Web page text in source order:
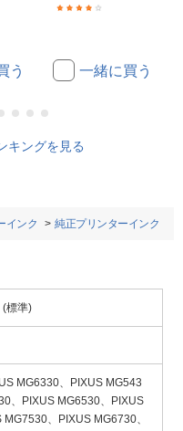
う 一緒に買う
キングを見る
インク 純正プリンターインク
(標準)
MG6330、PIXUS MG543
、PIXUS MG6530、PIXUS
、PIXUS MG6730、